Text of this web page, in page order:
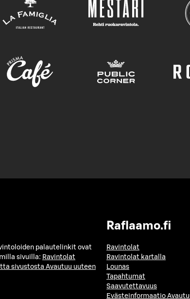
palautelinkit ovat
sivuilla: Ravintolat
sivustosta Avautuu uuteen
Raflaamo.fi
Ravintolat
Ravintolat kartalla
Lounas
Tapahtumat
Saavutettavuus
Evästeinformaatio